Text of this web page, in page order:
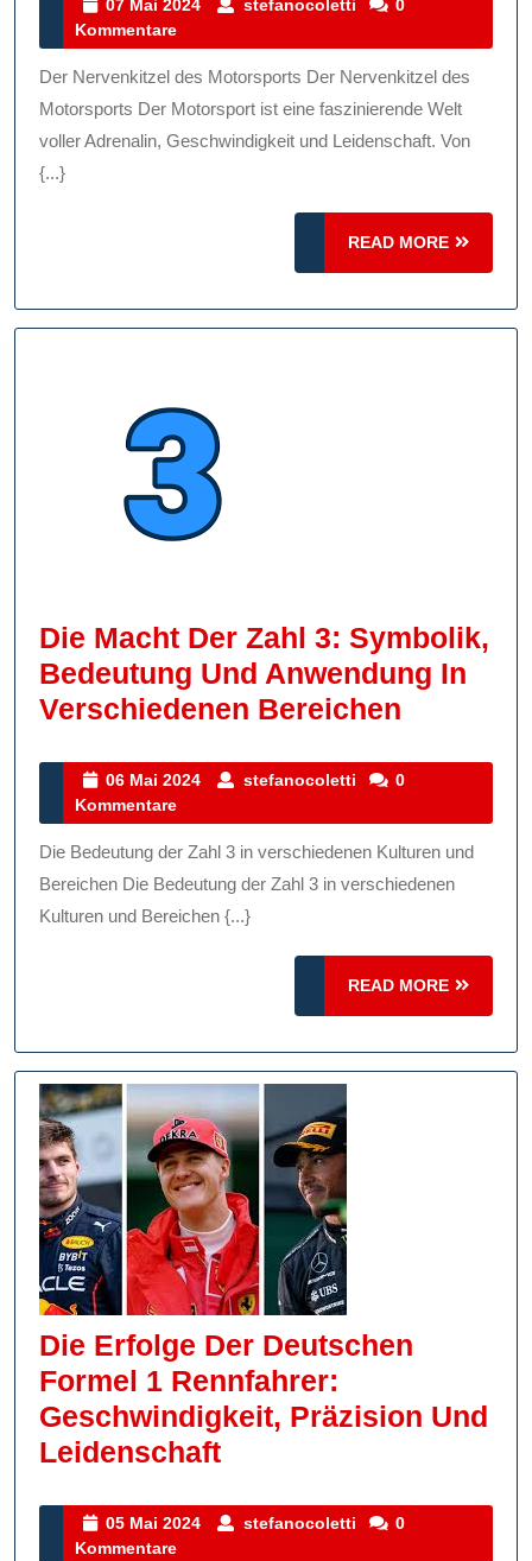
Und
07 Mai 2024
07
2024
stefanocoletti stefanocoletti
0
Kommentare
Der Nervenkitzel des Motorsports Der Nervenkitzel des
Motorsports Der Motorsport ist eine faszinierende Welt
voller Adrenalin, Geschwindigkeit und Leidenschaft. Von
{...}
READ MORE
READ
MORE
Die Macht Der Zahl 3: Symbolik,
Bedeutung Und Anwendung In
Verschiedenen Bereichen
Der
3:
Und
06 Mai 2024
06
2024
stefanocoletti stefanocoletti
0
Kommentare
Die Bedeutung der Zahl 3 in verschiedenen Kulturen und
Bereichen Die Bedeutung der Zahl 3 in verschiedenen
Kulturen und Bereichen {...}
READ MORE
READ
MORE
Die Erfolge Der Deutschen
Formel 1 Rennfahrer:
Geschwindigkeit, Präzision Und
LeidenschaftDie
Der
05 Mai 2024
05
stefanocoletti stefanocoletti
0
Kommentare